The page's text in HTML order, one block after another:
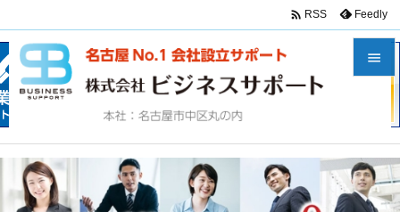

メニュ

サイド

前へ
 RSS Feedly